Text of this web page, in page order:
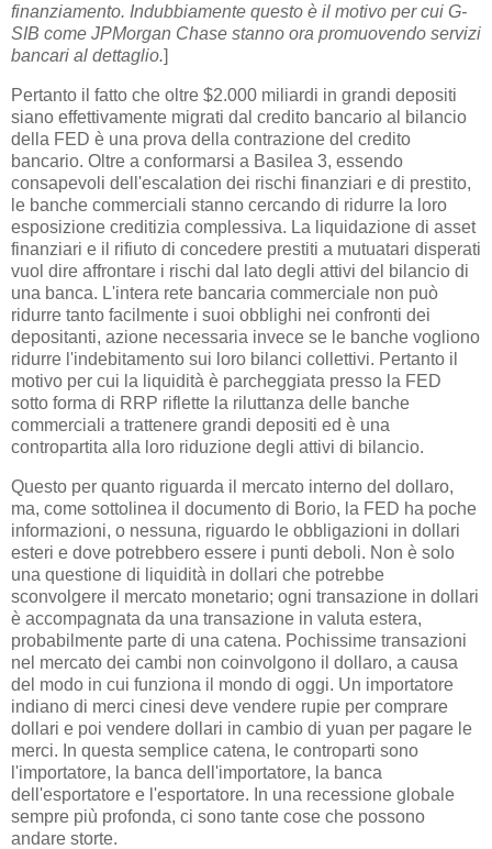
finanziamento. Indubbiamente questo è il motivo per cui G-
SIB come JPMorgan Chase stanno ora promuovendo servizi
bancari al dettaglio.]
Pertanto il fatto che oltre $2.000 miliardi in grandi depositi
siano effettivamente migrati dal credito bancario al bilancio
della FED è una prova della contrazione del credito
bancario. Oltre a conformarsi a Basilea 3, essendo
consapevoli dell'escalation dei rischi finanziari e di prestito,
le banche commerciali stanno cercando di ridurre la loro
esposizione creditizia complessiva. La liquidazione di asset
finanziari e il rifiuto di concedere prestiti a mutuatari disperati
vuol dire affrontare i rischi dal lato degli attivi del bilancio di
una banca. L'intera rete bancaria commerciale non può
ridurre tanto facilmente i suoi obblighi nei confronti dei
depositanti, azione necessaria invece se le banche vogliono
ridurre l'indebitamento sui loro bilanci collettivi. Pertanto il
motivo per cui la liquidità è parcheggiata presso la FED
sotto forma di RRP riflette la riluttanza delle banche
commerciali a trattenere grandi depositi ed è una
contropartita alla loro riduzione degli attivi di bilancio.
Questo per quanto riguarda il mercato interno del dollaro,
ma, come sottolinea il documento di Borio, la FED ha poche
informazioni, o nessuna, riguardo le obbligazioni in dollari
esteri e dove potrebbero essere i punti deboli. Non è solo
una questione di liquidità in dollari che potrebbe
sconvolgere il mercato monetario; ogni transazione in dollari
è accompagnata da una transazione in valuta estera,
probabilmente parte di una catena. Pochissime transazioni
nel mercato dei cambi non coinvolgono il dollaro, a causa
del modo in cui funziona il mondo di oggi. Un importatore
indiano di merci cinesi deve vendere rupie per comprare
dollari e poi vendere dollari in cambio di yuan per pagare le
merci. In questa semplice catena, le controparti sono
l'importatore, la banca dell'importatore, la banca
dell'esportatore e l'esportatore. In una recessione globale
sempre più profonda, ci sono tante cose che possono
andare storte.